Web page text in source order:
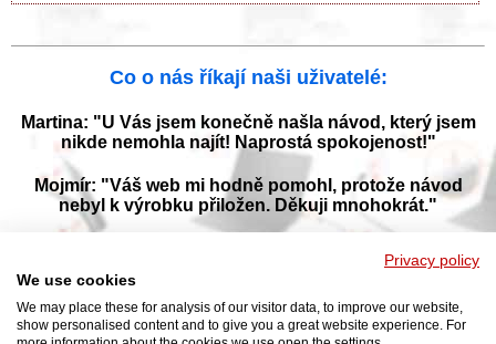
Co o nás říkají naši uživatelé:
Martina: "U Vás jsem konečně našla návod, který jsem
nikde nemohla najít! Naprostá spokojenost!"
Mojmír: "Váš web mi hodně pomohl, protože návod
nebyl k výrobku přiložen. Děkuji mnohokrát."
Privacy policy
We use cookies
We may place these for analysis of our visitor data, to improve our website,
show personalised content and to give you a great website experience. For